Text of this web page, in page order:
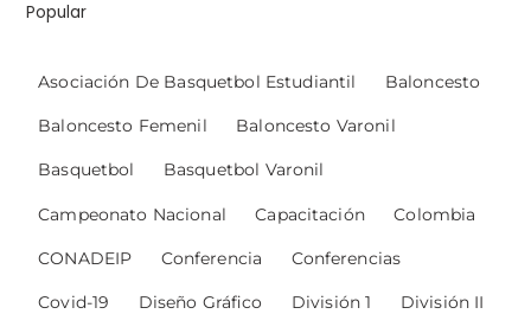
Popular
Asociación De Basquetbol Estudiantil Baloncesto
Baloncesto Femenil Baloncesto Varonil
Basquetbol Basquetbol Varonil
Campeonato Nacional Capacitación Colombia
CONADEIP Conferencia Conferencias
Covid-19 Diseño Gráfico División 1 División II